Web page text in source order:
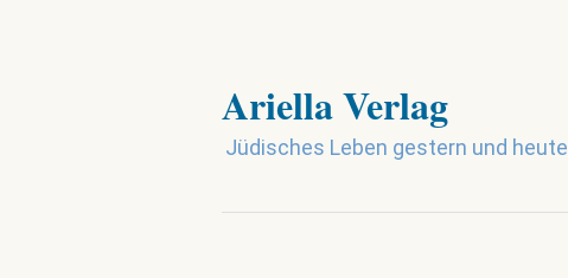
Ariella Verlag
Jüdisches Leben gestern und heute